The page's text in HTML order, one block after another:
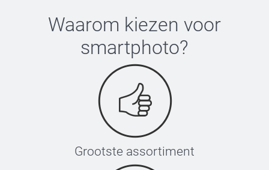
Waarom kiezen voor
smartphoto?
Grootste assortiment